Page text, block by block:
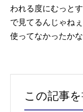
われる度にむっと
で見てるんじゃね
使ってなかったかな
この記事